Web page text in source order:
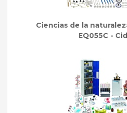
Ciencias de la
EQ055C -